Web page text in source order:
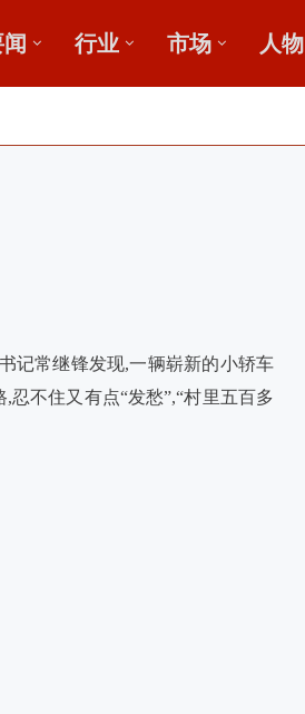
行业 市场 人物
记常继锋发现,一辆崭新的小轿车
不住又有点“发愁”,“村里五百多